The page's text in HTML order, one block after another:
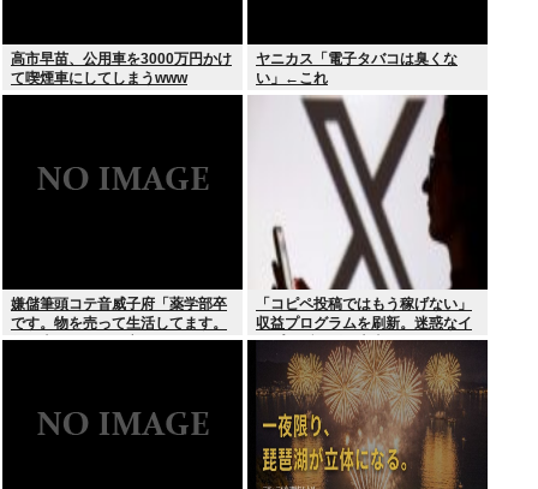
高市早苗、公用車を3000万円かけ
て喫煙車にしてしまうwww
ヤニカス「電子タバコは臭くな
い」←これ
嫌儲筆頭コテ音威子府「薬学部卒
です。物を売って生活してます。
何を売ってるかは言えません」
「コピペ投稿ではもう稼げない」
収益プログラムを刷新。迷惑なイ
ンプレゾンビは本当にいなくなる
のか？